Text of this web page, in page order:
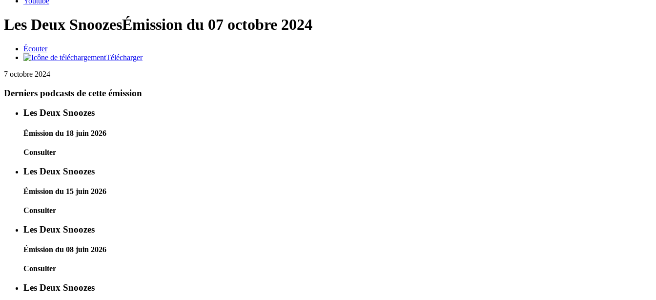
Les Deux SnoozesÉmission du 07 octobre 2024
Écouter
Télécharger
7 octobre 2024
Derniers podcasts de cette émission
Les Deux Snoozes
Émission du 18 juin 2026
Consulter
Les Deux Snoozes
Émission du 15 juin 2026
Consulter
Les Deux Snoozes
Émission du 08 juin 2026
Consulter
Les Deux Snoozes